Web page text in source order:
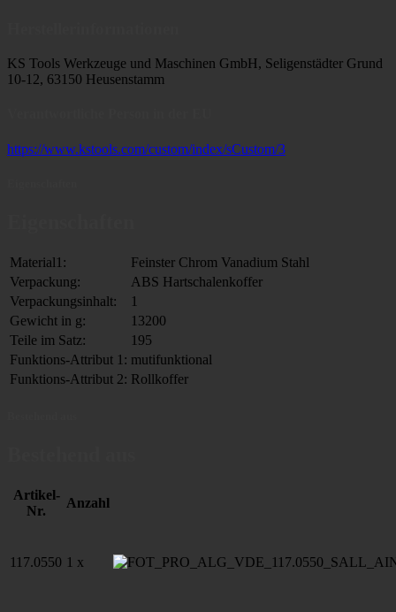
KS Tools Werkzeuge und Maschinen GmbH, Seligenstädter Grund
10-12, 63150 Heusenstamm
https://www.kstools.com/custom/index/sCustom/3
Material1:
Feinster Chrom Vanadium Stahl
Verpackung:
ABS Hartschalenkoffer
Verpackungsinhalt:
1
Gewicht in g:
13200
Teile im Satz:
195
Funktions-Attribut 1: mutifunktional
Funktions-Attribut 2: Rollkoffer
Artikel-
Nr.
Anzahl
117.0550 1 x